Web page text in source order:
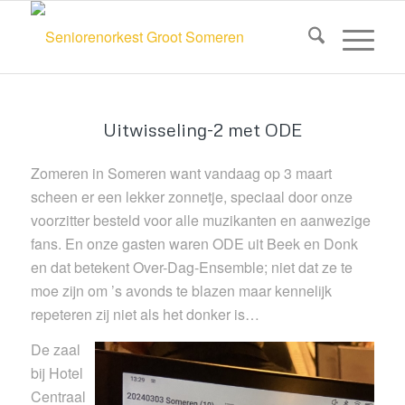
Uitwisseling-2 met ODE
Zomeren in Someren want vandaag op 3 maart
scheen er een lekker zonnetje, speciaal door onze
voorzitter besteld voor alle muzikanten en aanwezige
fans. En onze gasten waren ODE uit Beek en Donk
en dat betekent Over-Dag-Ensemble; niet dat ze te
moe zijn om ’s avonds te blazen maar kennelijk
repeteren zij niet als het donker is…
De zaal
bij Hotel
Centraal